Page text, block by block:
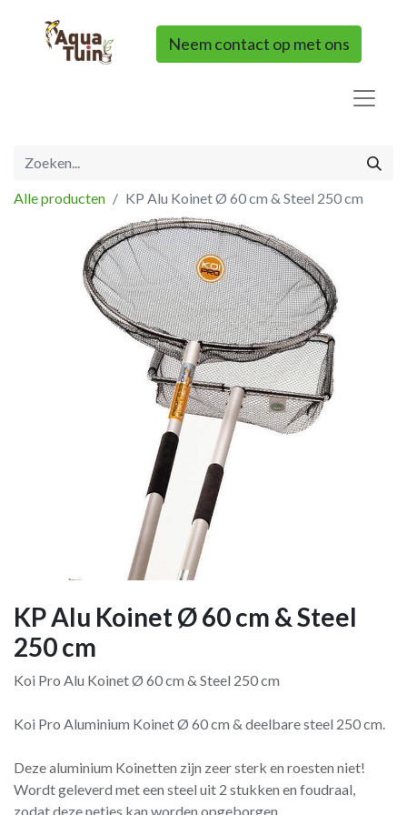
Neem contact op met ons
Alle producten KP Alu Koinet Ø 60 cm & Steel 250 cm
KP Alu Koinet Ø 60 cm & Steel
250 cm
Koi Pro Alu Koinet Ø 60 cm & Steel 250 cm
Koi Pro Aluminium Koinet Ø 60 cm & deelbare steel 250 cm.
Deze aluminium Koinetten zijn zeer sterk en roesten niet!
Wordt geleverd met een steel uit 2 stukken en foudraal,
zodat deze netjes kan worden opgeborgen.